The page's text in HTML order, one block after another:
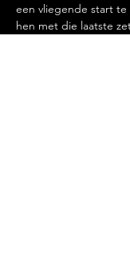
een vliegende start
hen met die laatste